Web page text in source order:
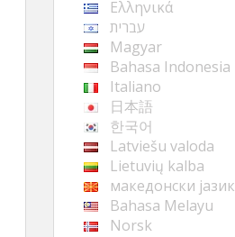
Ελληνικά
עברית
Magyar
Bahasa Indonesia
Italiano
日本語
한국어
Latviešu valoda
Lietuvių kalba
македонски јазик
Bahasa Melayu
Norsk